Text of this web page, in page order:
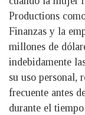
Productions
Finanzas y la
millones de
indebidamente
su uso personal,
frecuente antes
durante el